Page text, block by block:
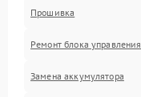
Прошивка
Ремонт блока управления
Замена аккумулятора